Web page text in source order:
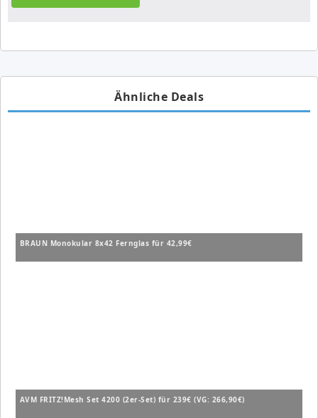
Ähnliche Deals
BRAUN Monokular 8x42 Fernglas für 42,99€
AVM FRITZ!Mesh Set 4200 (2er-Set) für 239€ (VG: 266,90€)